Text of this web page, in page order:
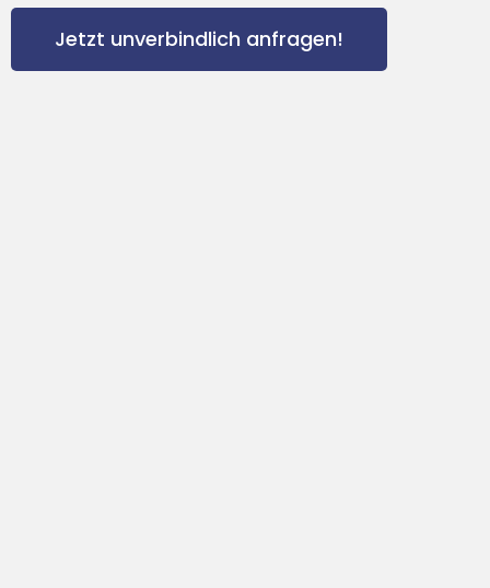
Jetzt unverbindlich anfragen!